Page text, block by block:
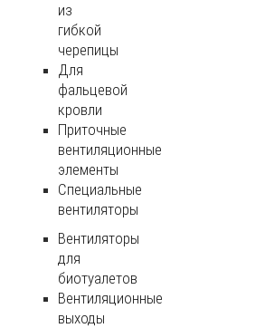
из
гибкой
черепицы
Для
фальцевой
кровли
Приточные
вентиляционные
элементы
Специальные
вентиляторы
Вентиляторы
для
биотуалетов
Вентиляционные
выходы